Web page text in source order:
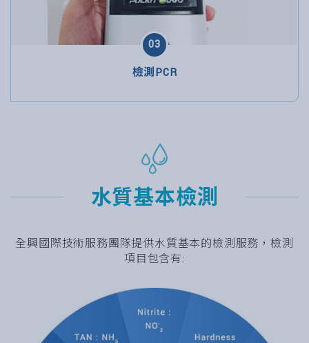
03
檢測PCR
水質基本檢測
全興國際技術服務團隊提供水質基本的檢測服務，檢測
項目包含有: